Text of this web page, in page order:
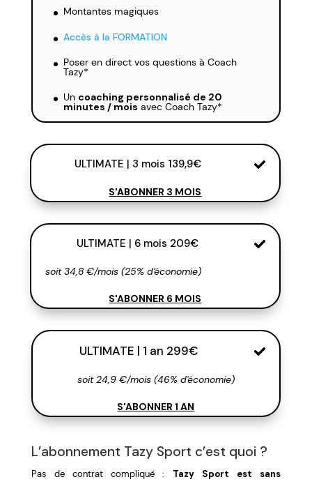
Montantes magiques
Accès à la FORMATION
Poser en direct vos questions à Coach
Tazy*
Un coaching personnalisé de 20
minutes / mois avec Coach Tazy*
ULTIMATE | 3 mois 139,9€
S'ABONNER 3 MOIS
ULTIMATE | 6 mois 209€
soit 34,8 €/mois (25% d'économie)
S'ABONNER 6 MOIS
ULTIMATE | 1 an 299€
soit 24,9 €/mois (46% d'économie)
S'ABONNER 1 AN
L’abonnement Tazy Sport c’est quoi ?
Pas de contrat compliqué : Tazy Sport est sans